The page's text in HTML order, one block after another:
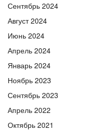
Сентябрь 2024
Август 2024
Июнь 2024
Апрель 2024
Январь 2024
Ноябрь 2023
Сентябрь 2023
Апрель 2022
Октябрь 2021